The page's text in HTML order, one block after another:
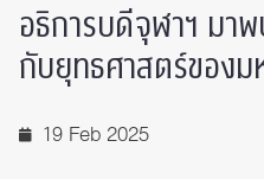
อธิการบดีจุฬาฯ มา
กับยุทธศาสตร์ของม
19 Feb 2025